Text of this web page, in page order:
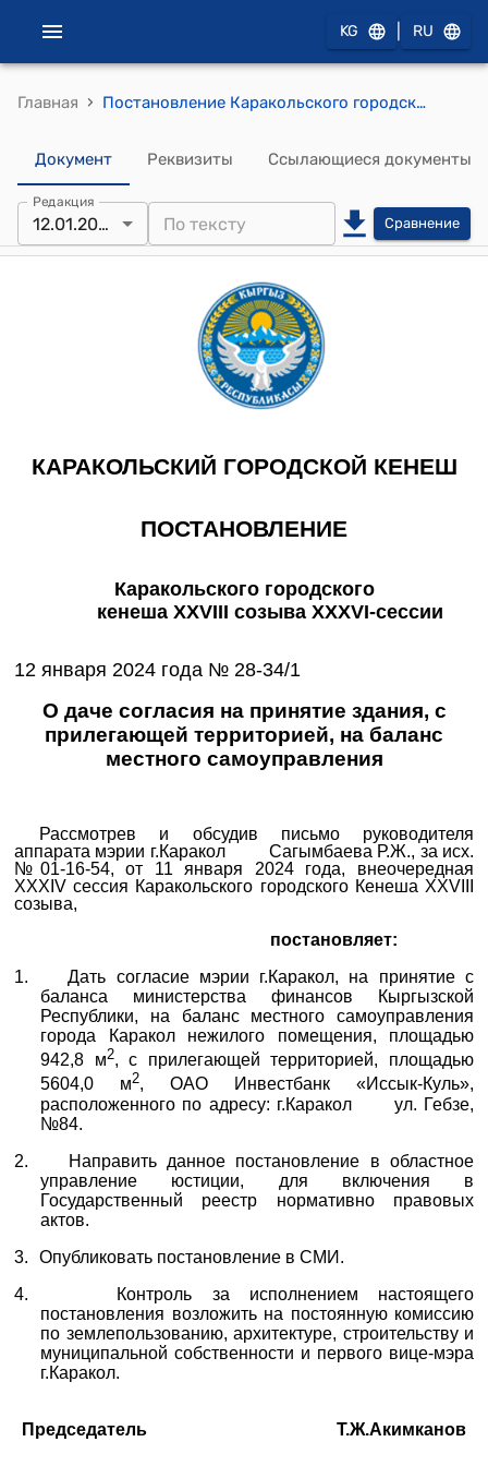
KG RU
Главная › Постановление Каракольского городского кенеша XXVIII созыва XXXVI-сессии 12 января 2024 года № 28-34/1 "О даче согласия на принятие здания, с прилегающей территорией, на баланс местного самоуправления"
Документ Реквизиты Ссылающиеся документы
Редакция
12.01.2024 Сравнение